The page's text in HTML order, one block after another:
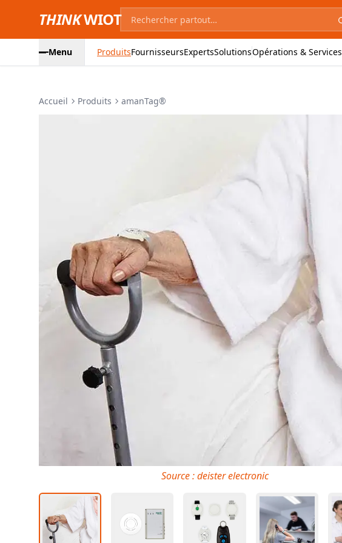
THINKWIOT
Menu ProduitsFournisseursExpertsSolutionsOpérations & Services
Accueil Produits amanTag®
Source : deister electronic